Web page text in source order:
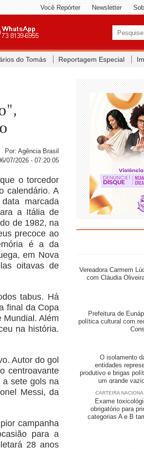
Você Repórter Newsletter
do Tomás Reportagem Especial
Por: Agência Brasil
07/2026 - 07:20:05
o torcedor
calendário. A
marcada
a Itália de
de 1982, na
precoce ao
é a da
em Nova
oitavas de
tabus. Há
final da Copa
Além
na história.
Autor do gol
centroavante
sete gols na
Messi, da
campanha
para a
28 anos
Vereadora Carmem
com Cláudia
Prefeitura de
política cultural com
O isolamento
entidades
produtivo e brigas
um grande
CARTEIRA
Exame
obrigatório para
categorias A e B